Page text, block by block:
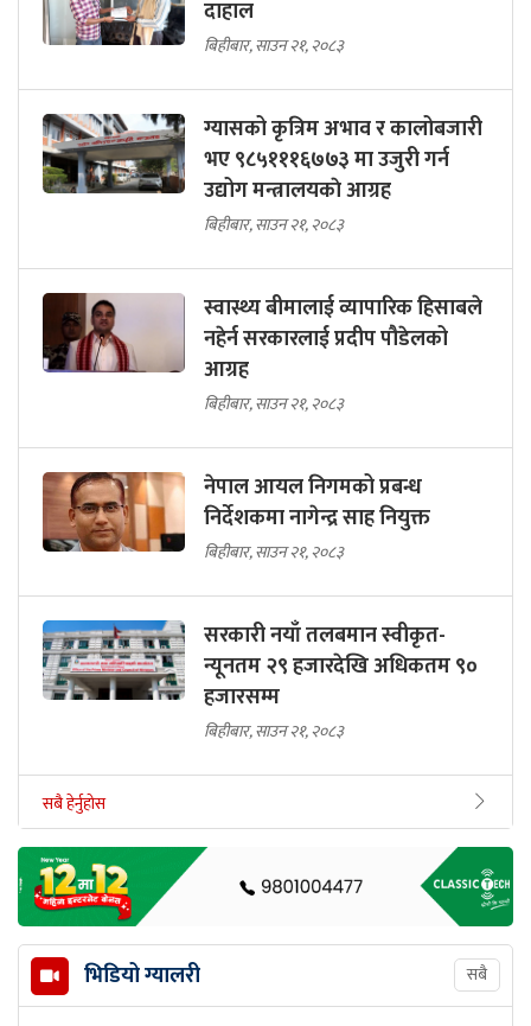
दाहाल
बिहीबार, साउन २१, २०८३
ग्यासको कृत्रिम अभाव र कालोबजारी
भए ९८५१११६७७३ मा उजुरी गर्न
उद्योग मन्त्रालयकाे आग्रह
बिहीबार, साउन २१, २०८३
स्वास्थ्य बीमालाई व्यापारिक हिसाबले
नहेर्न सरकारलाई प्रदीप पौडेलको
आग्रह
बिहीबार, साउन २१, २०८३
नेपाल आयल निगमको प्रबन्ध
निर्देशकमा नागेन्द्र साह नियुक्त
बिहीबार, साउन २१, २०८३
सरकारी नयाँ तलबमान स्वीकृत-
न्यूनतम २९ हजारदेखि अधिकतम ९०
हजारसम्म
बिहीबार, साउन २१, २०८३
सबै हेर्नुहोस
भिडियो ग्यालरी सबै